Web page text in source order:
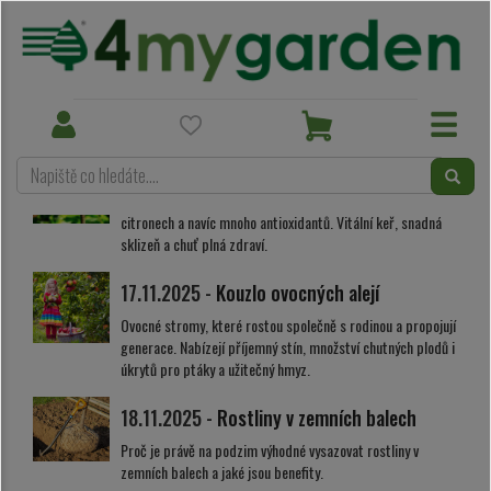
Toggle
navigation
Toggle
navigation
Aktuality
15.11.2025 -Nejzdravější rybíz?
Poznejte sílu černého rybízu – až 4x více vitamínu C než v
citronech a navíc mnoho antioxidantů. Vitální keř, snadná
sklizeň a chuť plná zdraví.
17.11.2025 - Kouzlo ovocných alejí
Ovocné stromy, které rostou společně s rodinou a propojují
generace. Nabízejí příjemný stín, množství chutných plodů i
úkrytů pro ptáky a užitečný hmyz.
18.11.2025 - Rostliny v zemních balech
Proč je právě na podzim výhodné vysazovat rostliny v
zemních balech a jaké jsou benefity.